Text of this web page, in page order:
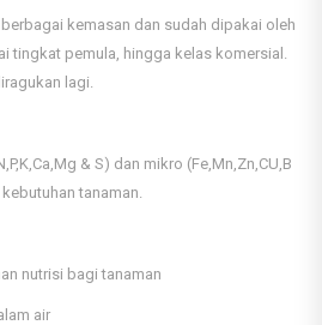
kemasan dan sudah dipakai oleh
tingkat pemula, hingga kelas komersial.
lagi.
& S) dan mikro (Fe,Mn,Zn,CU,B
tanaman.
nutrisi bagi tanaman
air